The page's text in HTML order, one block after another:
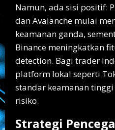
Namun, ada sisi positif:
dan Avalanche mulai
keamanan ganda,
Binance meningkatkan
detection. Bagi trader
platform lokal seperti
standar keamanan
risiko.
Strategi